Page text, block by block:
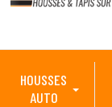
HOUSSES
AUTO